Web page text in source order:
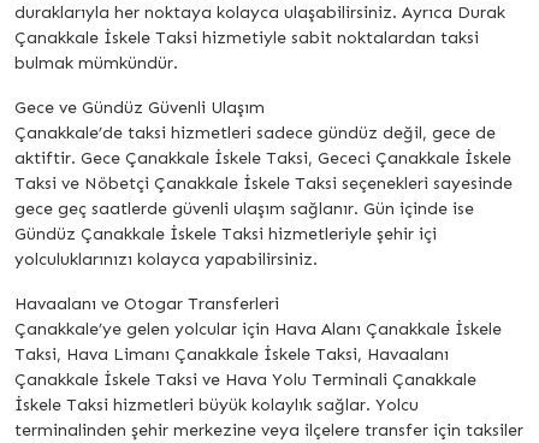
duraklarıyla her noktaya kolayca ulaşabilirsiniz. Ayrıca Durak
Çanakkale İskele Taksi hizmetiyle sabit noktalardan taksi
bulmak mümkündür.
Gece ve Gündüz Güvenli Ulaşım
Çanakkale’de taksi hizmetleri sadece gündüz değil, gece de
aktiftir. Gece Çanakkale İskele Taksi, Gececi Çanakkale İskele
Taksi ve Nöbetçi Çanakkale İskele Taksi seçenekleri sayesinde
gece geç saatlerde güvenli ulaşım sağlanır. Gün içinde ise
Gündüz Çanakkale İskele Taksi hizmetleriyle şehir içi
yolculuklarınızı kolayca yapabilirsiniz.
Havaalanı ve Otogar Transferleri
Çanakkale’ye gelen yolcular için Hava Alanı Çanakkale İskele
Taksi, Hava Limanı Çanakkale İskele Taksi, Havaalanı
Çanakkale İskele Taksi ve Hava Yolu Terminali Çanakkale
İskele Taksi hizmetleri büyük kolaylık sağlar. Yolcu
terminalinden şehir merkezine veya ilçelere transfer için taksiler